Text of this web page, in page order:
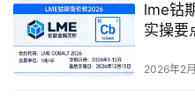
lme钴
实操要
2026年2